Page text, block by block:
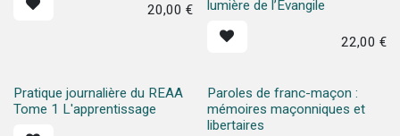
20,00 €
lumière de l’Évangile
22,00 €
Pratique journalière du REAA
Tome 1 L'apprentissage
Paroles de franc-maçon :
mémoires maçonniques et
libertaires